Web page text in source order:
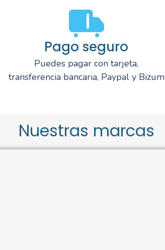
Pago seguro
Puedes pagar con tarjeta,
transferencia bancaria, Paypal y Bizum
Nuestras marcas